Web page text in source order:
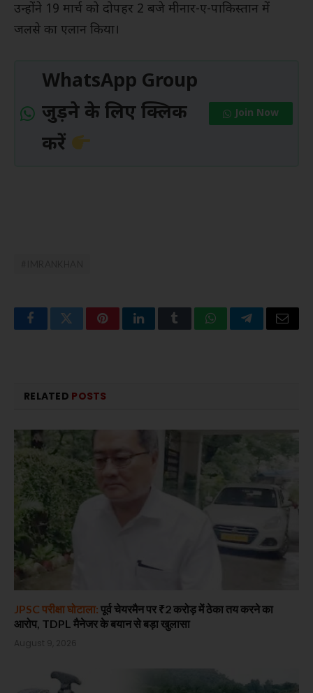
उन्होंने 19 मार्च को दोपहर 2 बजे मीनार-ए-पाकिस्तान में
जलसे का एलान किया।
WhatsApp Group
जुड़ने के लिए क्लिक
करें
Join Now
FacebookTwitterPinterestLinkedInTumblrWhatsAppTelegramEmail
RELATED POSTS
JPSC परीक्षा घोटाला: पूर्व चेयरमैन पर ₹2 करोड़ में ठेका तय करने का
आरोप, TDPL मैनेजर के बयान से बड़ा खुलासा
August 9, 2026